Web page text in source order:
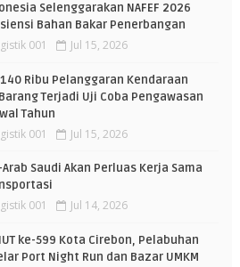
Selenggarakan NAFEF 2026
Bahan Bakar Penerbangan
001 Jul 15, 2026
Ribu Pelanggaran Kendaraan
Terjadi Uji Coba Pengawasan
Tahun
001 Jul 15, 2026
Saudi Akan Perluas Kerja Sama
001 Jul 14, 2026
ke-599 Kota Cirebon, Pelabuhan
Port Night Run dan Bazar UMKM